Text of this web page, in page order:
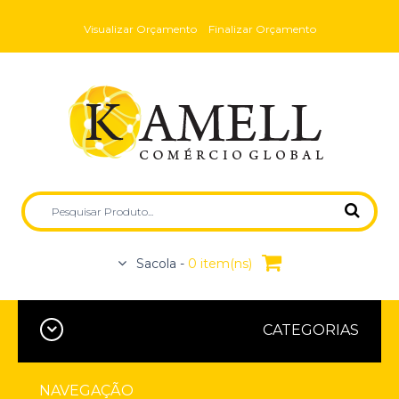
Visualizar Orçamento Finalizar Orçamento
Sacola - 0 item(ns)
CATEGORIAS
NAVEGAÇÃO